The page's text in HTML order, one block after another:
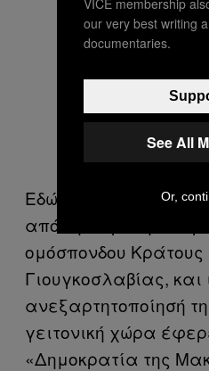
Εδώ και πάνω από
από την ίδρυση του
ομόσπονδου Κράτους
Γιουγκοσλαβίας, και
ανεξαρτητοποίησή
γειτονική χώρα
«Δημοκρατία της
our very best writing
documentaries.
See All
Or,